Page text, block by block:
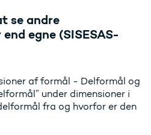
se andre
egne (SISESAS-
af formål - Delformål og
under dimensioner i
fra og hvorfor er den